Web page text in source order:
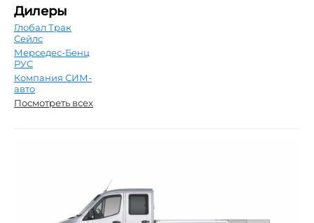
Дилеры
Глобал Трак
Сейлс
Мерседес-Бенц
РУС
Компания СИМ-
авто
Посмотреть всех